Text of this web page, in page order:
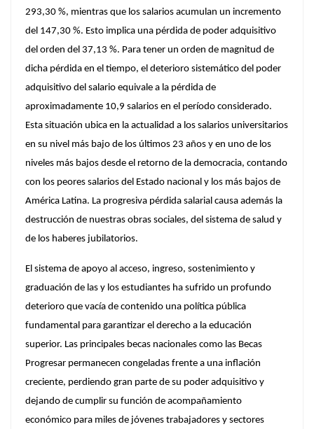
293,30 %, mientras que los salarios acumulan un incremento
del 147,30 %. Esto implica una pérdida de poder adquisitivo
del orden del 37,13 %. Para tener un orden de magnitud de
dicha pérdida en el tiempo, el deterioro sistemático del poder
adquisitivo del salario equivale a la pérdida de
aproximadamente 10,9 salarios en el período considerado.
Esta situación ubica en la actualidad a los salarios universitarios
en su nivel más bajo de los últimos 23 años y en uno de los
niveles más bajos desde el retorno de la democracia, contando
con los peores salarios del Estado nacional y los más bajos de
América Latina. La progresiva pérdida salarial causa además la
destrucción de nuestras obras sociales, del sistema de salud y
de los haberes jubilatorios.
El sistema de apoyo al acceso, ingreso, sostenimiento y
graduación de las y los estudiantes ha sufrido un profundo
deterioro que vacía de contenido una política pública
fundamental para garantizar el derecho a la educación
superior. Las principales becas nacionales como las Becas
Progresar permanecen congeladas frente a una inflación
creciente, perdiendo gran parte de su poder adquisitivo y
dejando de cumplir su función de acompañamiento
económico para miles de jóvenes trabajadores y sectores